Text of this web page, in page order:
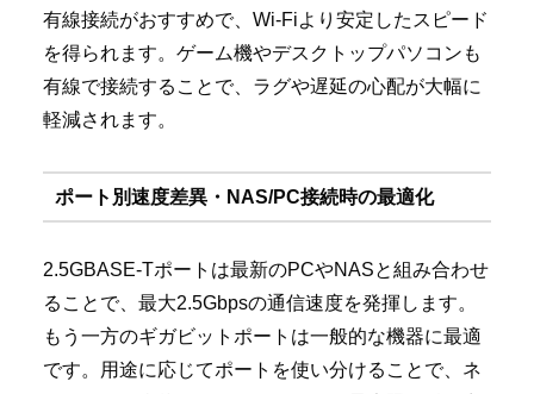
有線接続がおすすめで、Wi-Fiより安定したスピード
を得られます。ゲーム機やデスクトップパソコンも
有線で接続することで、ラグや遅延の心配が大幅に
軽減されます。
ポート別速度差異・NAS/PC接続時の最適化
2.5GBASE-Tポートは最新のPCやNASと組み合わせ
ることで、最大2.5Gbpsの通信速度を発揮します。
もう一方のギガビットポートは一般的な機器に最適
です。用途に応じてポートを使い分けることで、ネ